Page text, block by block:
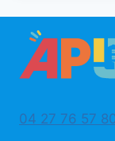
04 27 76 57